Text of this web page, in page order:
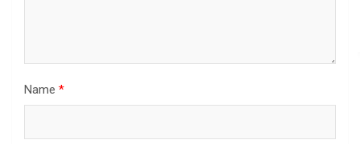
Name *